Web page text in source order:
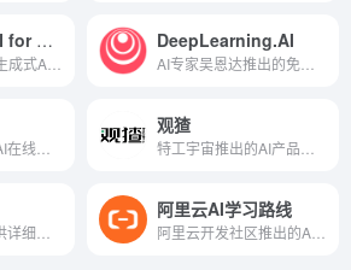
Generative AI for Beginners DeepLearning.AI
观猹
阿里云AI学习路线